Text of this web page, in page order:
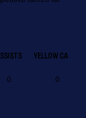
YELLOW CARDS
0 0